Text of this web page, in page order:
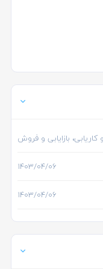
بازایابی و فروش
۱۴۰۳/۰۴/۰۶
۱۴۰۳/۰۴/۰۶